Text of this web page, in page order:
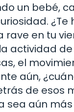
un bebé,
rave en tu
actividad
el
aún,
de esos
sea aún